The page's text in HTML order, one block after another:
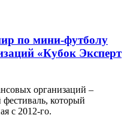
по мини-футболу
«Кубок Эксперт
организаций –
который
с 2012-го.